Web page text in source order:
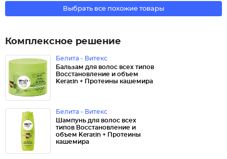
Выбрать все похожие товары
Комплексное решение
Белита - Витекс
Бальзам для волос всех типов
Восстановление и объем
Keratin + Протеины кашемира
Белита - Витекс
Шампунь для волос всех
типов Восстановление и
объем Keratin + Протеины
кашемира